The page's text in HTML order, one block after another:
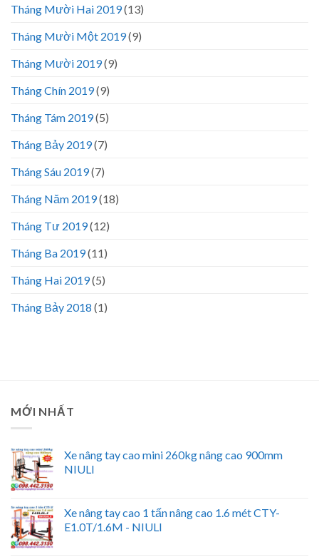
Tháng Mười Hai 2019(13)
Tháng Mười Một 2019(9)
Tháng Mười 2019(9)
Tháng Chín 2019(9)
Tháng Tám 2019(5)
Tháng Bảy 2019(7)
Tháng Sáu 2019(7)
Tháng Năm 2019(18)
Tháng Tư 2019(12)
Tháng Ba 2019(11)
Tháng Hai 2019(5)
Tháng Bảy 2018 (1)
MỚI NHẤT
Xe nâng tay cao mini 260kg nâng cao 900mm
NIULI
Xe nâng tay cao 1 tấn nâng cao 1.6 mét CTY-
E1.0T/1.6M - NIULI